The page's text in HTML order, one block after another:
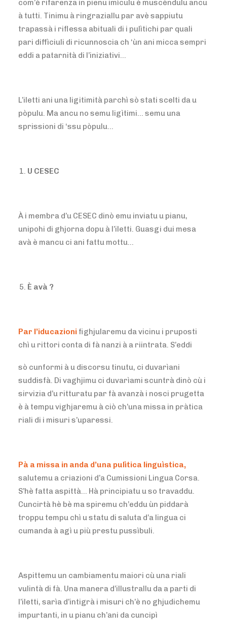
com’è rifarenza in pienu imìculu è muscèndulu ancu
à tutti. Tinimu à ringraziallu par avè sappiutu
trapassà i riflessa abituali di i pulìtichi par quali
pari diffìciuli di ricunnoscia ch ‘ùn ani micca sempri
eddi a patarnità di l’iniziativi…
L’iletti ani una ligitimità parchì sò stati scelti da u
pòpulu. Ma ancu no semu ligìtimi… semu una
sprissioni di ‘ssu pòpulu…
U CESEC
À i membra d’u CESEC dinò emu inviatu u pianu,
unipohi di ghjorna dopu à l’iletti. Guasgi dui mesa
avà è mancu ci ani fattu mottu…
È avà ?
Par l’iducazioni fighjularemu da vicinu i pruposti
chì u rittori conta di fà nanzi à a riintrata. S’eddi
sò cunformi à u discorsu tinutu, ci duvarìani
suddisfà. Di vaghjimu ci duvarìami scuntrà dinò cù i
sirvizia d’u ritturatu par fà avanzà i nosci prugetta
è à tempu vighjaremu à ciò ch’una missa in pràtica
riali di i misuri s’uparessi.
Pà a missa in anda d’una pulìtica linguìstica,
salutemu a criazioni d’a Cumissioni Lingua Corsa.
S’hè fatta aspittà… Hà principiatu u so travaddu.
Cuncirtà hè bè ma spiremu ch’eddu ùn piddarà
troppu tempu chì u statu di saluta d’a lingua ci
cumanda à agì u più prestu pussìbuli.
Aspittemu un cambiamentu maiori cù una riali
vulintà di fà. Una manera d’illustrallu da a parti di
l’iletti, sarìa d’intigrà i misuri ch’è no ghjudichemu
impurtanti, in u pianu ch’ani da cuncipì